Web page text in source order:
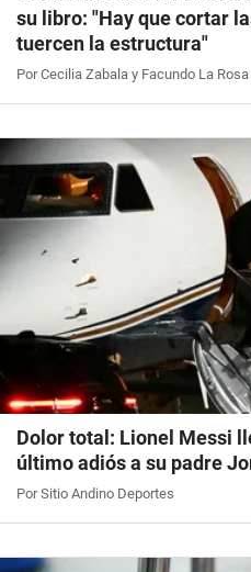
su libro: "Hay que cortar
tuercen la estructura"
Por Cecilia Zabala y Facundo La Rosa
Dolor total: Lionel Messi
último adiós a su padre
Por Sitio Andino Deportes